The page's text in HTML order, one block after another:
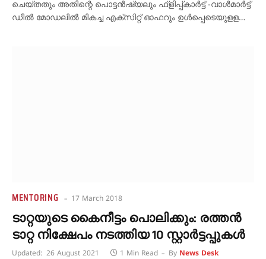
ചെയ്തതും അതിന്റെ പൊട്ടന്‍ഷ്യലും ഫ്‌ളിപ്പ്കാര്‍ട്ട് -വാള്‍മാര്‍ട്ട്
ഡീല്‍ മോഡലില്‍ മികച്ച എക്‌സിറ്റ് ഓഫറും ഉള്‍പ്പെടെയുളള…
MENTORING 17 March 2018
ടാറ്റയുടെ കൈനീട്ടം പൊലിക്കും: രത്തന്‍
ടാറ്റ നിക്ഷേപം നടത്തിയ 10 സ്റ്റാര്‍ട്ടപ്പുകള്‍
Updated: 26 August 2021 1 Min Read By News Desk